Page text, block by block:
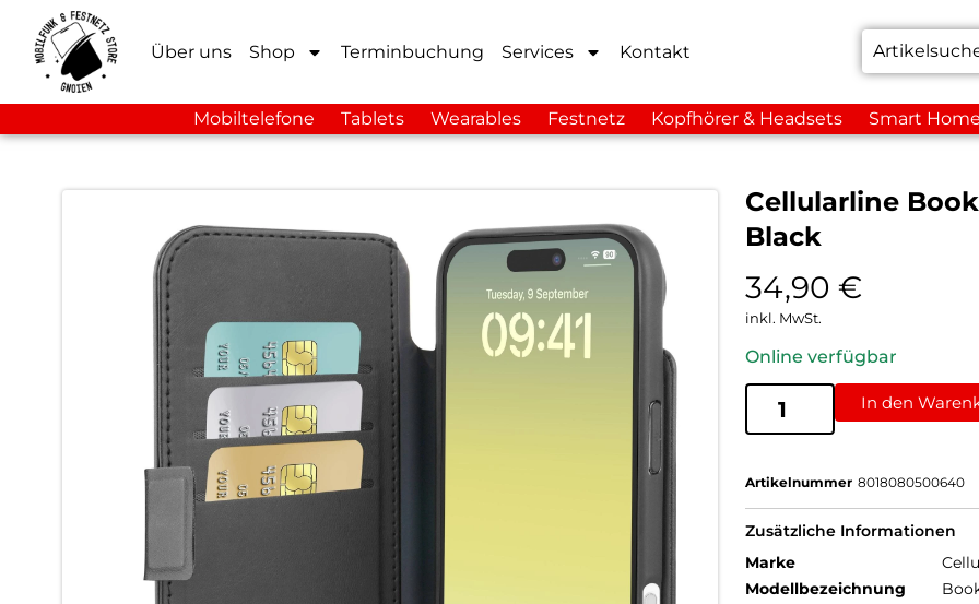
Über uns Shop Terminbuchung Services Kontakt
Mobiltelefone Tablets Wearables Festnetz Kopfhörer & Headsets Smart
Cellularline
Black
34,90 €
inkl. MwSt.
Online verfügbar
In den
Artikelnummer 8018080500640
Zusätzliche Informationen
Marke
Modellbezeichnung